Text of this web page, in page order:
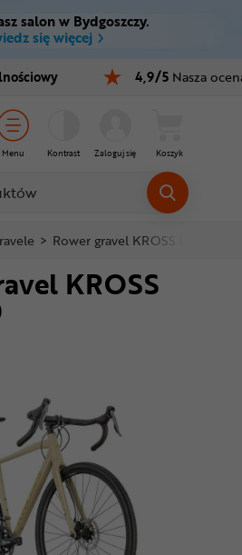
Ctrl M
główne
o produkcie
informacje
strony
salon w Bydgoszczy.
się więcej
4,9/5 Nasza
Menu Kontrast Zaloguj się Koszyk
> Rower gravel KROSS Esker 1.0
KROSS